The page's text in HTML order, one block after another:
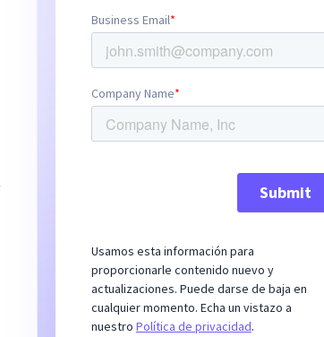
Usamos esta información para
proporcionarle contenido nuevo y
actualizaciones. Puede darse de baja en
cualquier momento. Echa un vistazo a
nuestro Política de privacidad.